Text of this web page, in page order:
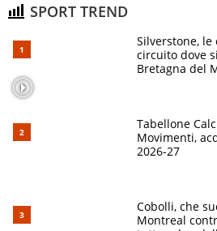
SPORT TREND
Silverstone,
circuito dove
Bretagna del
Tabellone
Movimenti,
2026-27
Cobolli, che
Montreal